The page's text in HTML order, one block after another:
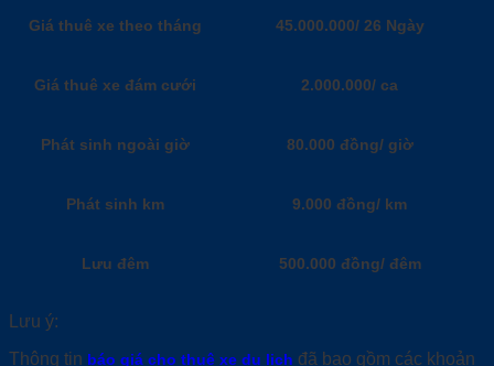
Giá thuê xe theo tháng 45.000.000/ 26 Ngày
Giá thuê xe đám cưới 2.000.000/ ca
Phát sinh ngoài giờ 80.000 đồng/ giờ
Phát sinh km 9.000 đồng/ km
Lưu đêm 500.000 đồng/ đêm
Lưu ý:
Thông tin báo giá cho thuê xe du lịch đã bao gồm các khoản